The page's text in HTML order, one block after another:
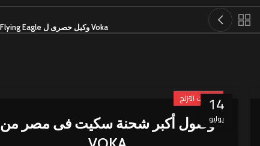
Voka وكيل حصرى ل Flying Eagle فى مصر
14
يوليو
منتجات التزلج
وصول أكبر شحنة سكيت فى مصر من